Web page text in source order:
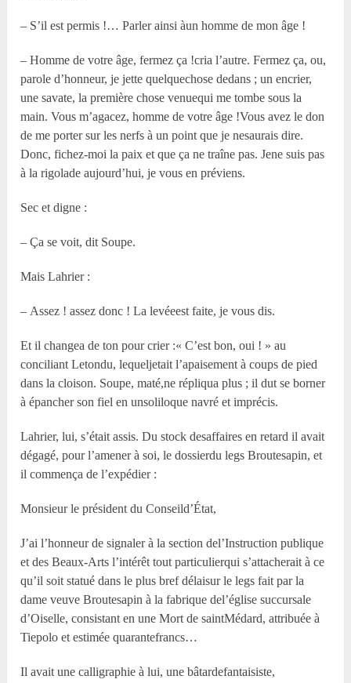
– S’il est permis !… Parler ainsi àun homme de mon âge !
– Homme de votre âge, fermez ça !cria l’autre. Fermez ça, ou,
parole d’honneur, je jette quelquechose dedans ; un encrier,
une savate, la première chose venuequi me tombe sous la
main. Vous m’agacez, homme de votre âge !Vous avez le don
de me porter sur les nerfs à un point que je nesaurais dire.
Donc, fichez-moi la paix et que ça ne traîne pas. Jene suis pas
à la rigolade aujourd’hui, je vous en préviens.
Sec et digne :
– Ça se voit, dit Soupe.
Mais Lahrier :
– Assez ! assez donc ! La levéeest faite, je vous dis.
Et il changea de ton pour crier :« C’est bon, oui ! » au
conciliant Letondu, lequeljetait l’apaisement à coups de pied
dans la cloison. Soupe, maté,ne répliqua plus ; il dut se borner
à épancher son fiel en unsoliloque navré et imprécis.
Lahrier, lui, s’était assis. Du stock desaffaires en retard il avait
dégagé, pour l’amener à soi, le dossierdu legs Broutesapin, et
il commença de l’expédier :
Monsieur le président du Conseild’État,
J’ai l’honneur de signaler à la section del’Instruction publique
et des Beaux-Arts l’intérêt tout particulierqui s’attacherait à ce
qu’il soit statué dans le plus bref délaisur le legs fait par la
dame veuve Broutesapin à la fabrique del’église succursale
d’Oiselle, consistant en une Mort de saintMédard, attribuée à
Tiepolo et estimée quarantefrancs…
Il avait une calligraphie à lui, une bâtardefantaisiste,